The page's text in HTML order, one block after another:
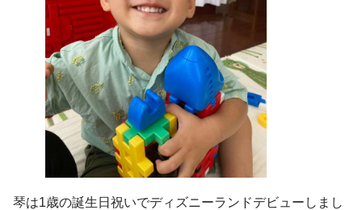
琴は1歳の誕生日祝いでディズニーランドデビューしまし